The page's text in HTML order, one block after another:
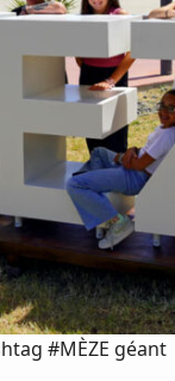
#MÈZE géant